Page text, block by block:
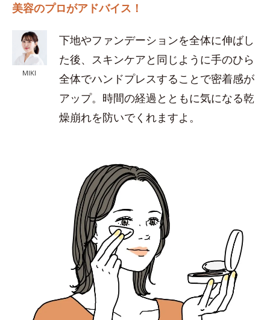
美容のプロがアドバイス！
MIKI
下地やファンデーションを全体に伸ばし
た後、スキンケアと同じように手のひら
全体でハンドプレスすることで密着感が
アップ。時間の経過とともに気になる乾
燥崩れを防いでくれますよ。